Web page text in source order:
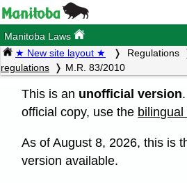
Manitoba Laws
★ New site layout ★ Regulations
regulations
M.R. 83/2010
This is an unofficial version
official copy, use the bilingual
As of August 8, 2026, this is
version available.